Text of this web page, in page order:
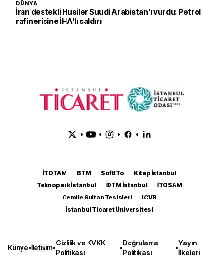
DÜNYA
İran destekli Husiler Suudi Arabistan'ı vurdu: Petrol
rafinerisine İHA'lı saldırı
• • • •
İTOTAM BTM SoftITo
Kitap İstanbul
Teknopark İstanbul
İDTM İstanbul
İTOSAM
Cemile Sultan Tesisleri
ICVB
İstanbul Ticaret Üniversitesi
Künye•İletişim•
Gizlilik ve KVKK
Politikası
•
Doğrulama
Politikası
•
Yayın
İlkeleri